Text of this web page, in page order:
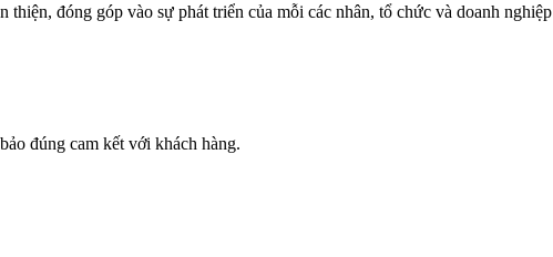
đóng góp vào sự phát triển của mỗi các nhân, tổ chức và doanh nghiệp
đúng cam kết với khách hàng.